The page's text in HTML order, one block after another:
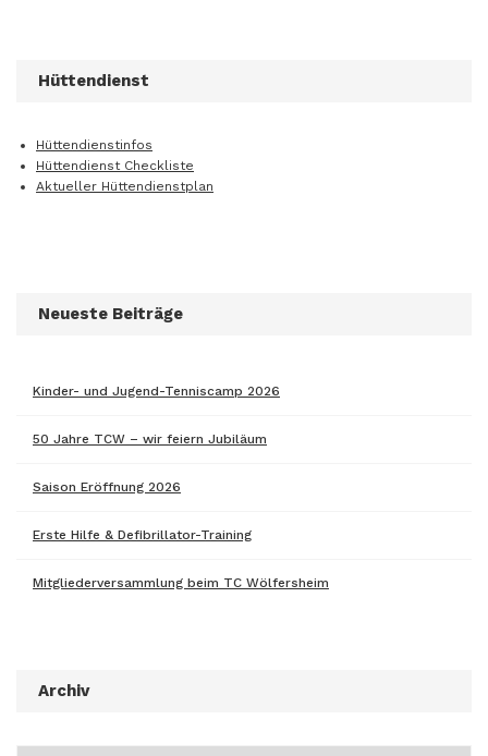
Hüttendienst
Hüttendienstinfos
Hüttendienst Checkliste
Aktueller Hüttendienstplan
Neueste Beiträge
Kinder- und Jugend-Tenniscamp 2026
50 Jahre TCW – wir feiern Jubiläum
Saison Eröffnung 2026
Erste Hilfe & Defibrillator-Training
Mitgliederversammlung beim TC Wölfersheim
Archiv